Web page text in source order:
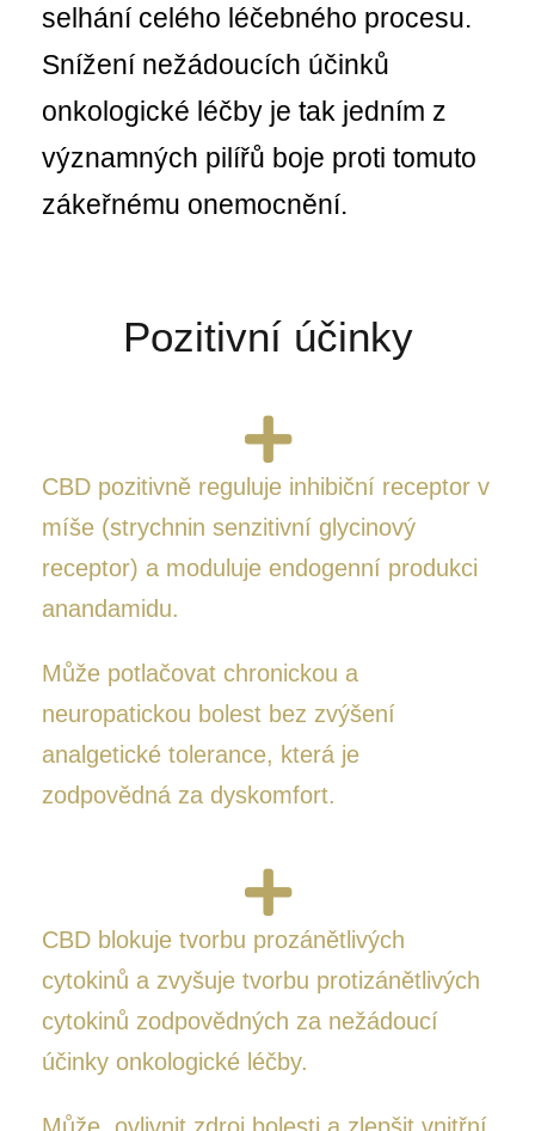
selhání celého léčebného procesu.
Snížení nežádoucích účinků
onkologické léčby je tak jedním z
významných pilířů boje proti tomuto
zákeřnému onemocnění.
Pozitivní účinky
CBD pozitivně reguluje inhibiční receptor v
míše (strychnin senzitivní glycinový
receptor) a moduluje endogenní produkci
anandamidu.
Může potlačovat chronickou a
neuropatickou bolest bez zvýšení
analgetické tolerance, která je
zodpovědná za dyskomfort.
CBD blokuje tvorbu prozánětlivých
cytokinů a zvyšuje tvorbu protizánětlivých
cytokinů zodpovědných za nežádoucí
účinky onkologické léčby.
Může ovlivnit zdroj bolesti a zlepšit vnitřní